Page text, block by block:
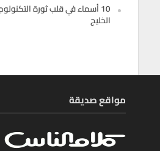
10 أسماء في قلب ثورة
الخليج
مواقع صديقة